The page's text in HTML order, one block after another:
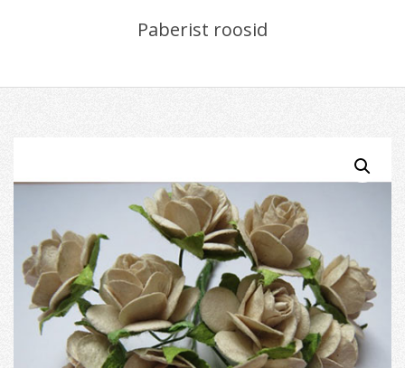
Paberist roosid